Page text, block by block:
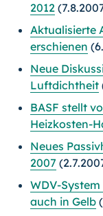
2012
Aktualisierte
erschienen
Neue
Luftdichtheit
BASF stellt
Heizkosten-
Neues
2007
WDV-
auch in Gelb